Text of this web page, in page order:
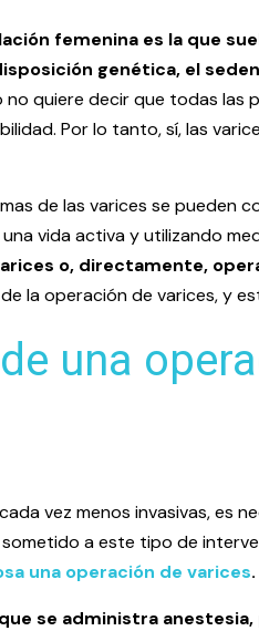
femenina es la que
genética, el
no quiere decir que todas las
Por lo tanto, sí, las
de las varices se pueden
vida activa y utilizando
o, directamente,
la operación de varices, y
una
vez menos invasivas, es
a este tipo de
una operación de varices.
se administra